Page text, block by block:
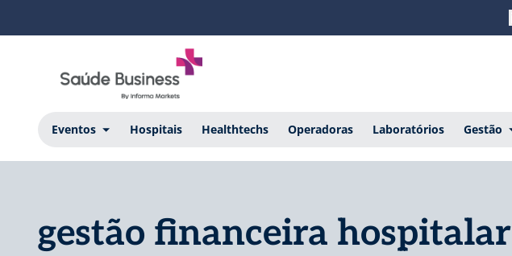
Eventos Hospitais Healthtechs Operadoras Laboratórios Gestão
gestão financeira hospitalar